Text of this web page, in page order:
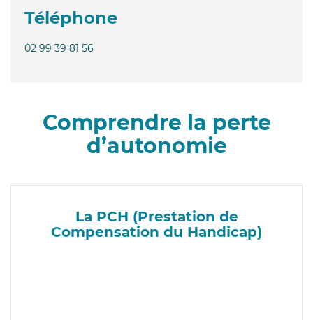
Téléphone
02 99 39 81 56
Comprendre la perte
d’autonomie
La PCH (Prestation de
Compensation du Handicap)